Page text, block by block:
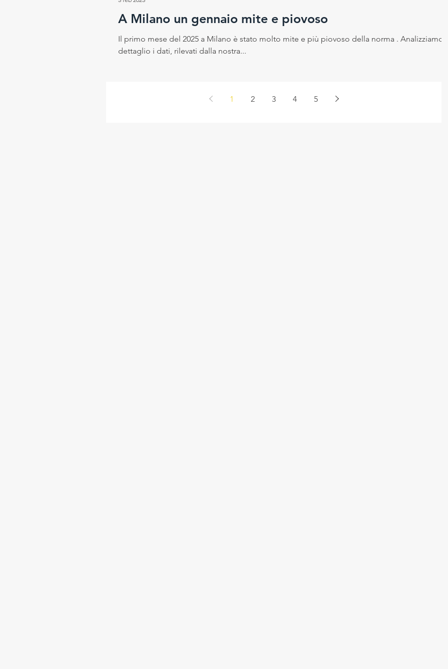
A Milano un gennaio mite e piovoso
Il primo mese del 2025 a Milano è stato molto mite e più piovoso della norma . Analizziamo in
dettaglio i dati, rilevati dalla nostra...
1 2 3 4 5